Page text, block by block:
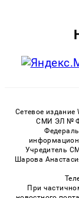
Сетевое издание
СМИ ЭЛ №
Учредитель
Шарова
При